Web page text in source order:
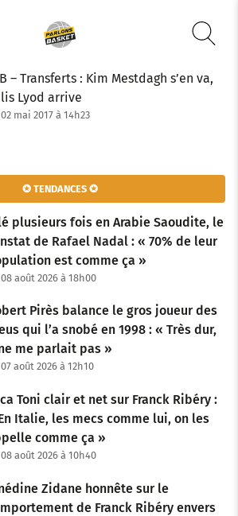
– Transferts : Kim Mestdagh s’en va,
Lyod arrive
02 mai 2017 à 14h23
✪ TENDANCES ✪
plusieurs fois en Arabie Saoudite, le
de Rafael Nadal : « 70% de leur
est comme ça »
08 août 2026 à 18h00
Pirès balance le gros joueur des
qui l’a snobé en 1998 : « Très dur,
me parlait pas »
07 août 2026 à 12h10
Toni clair et net sur Franck Ribéry :
Italie, les mecs comme lui, on les
comme ça »
08 août 2026 à 10h40
Zidane honnête sur le
de Franck Ribéry envers